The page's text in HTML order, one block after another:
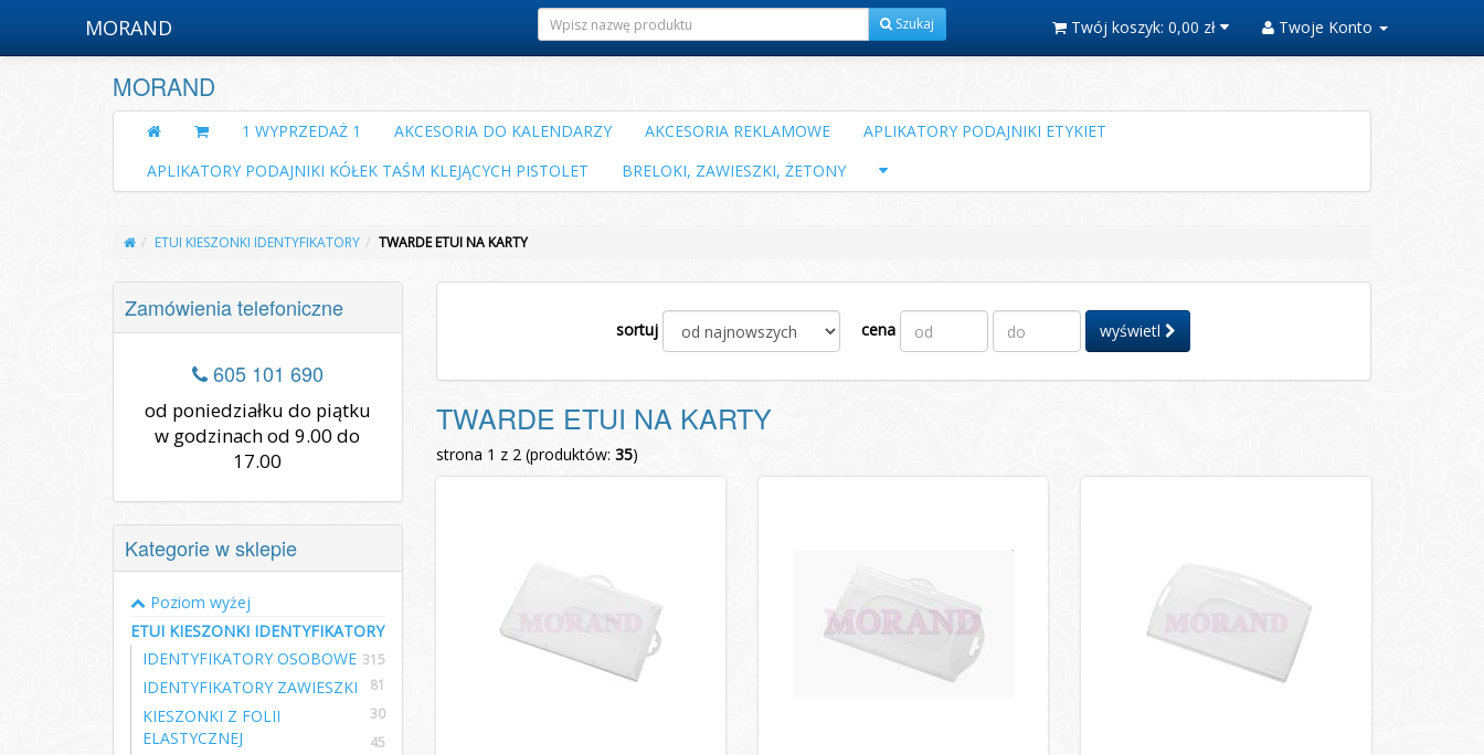
MORAND Szukaj Twój koszyk: 0,00 zł Twoje Konto
MORAND
1 WYPRZEDAŻ 1 AKCESORIA DO KALENDARZY AKCESORIA REKLAMOWE
APLIKATORY PODAJNIKI ETYKIET
APLIKATORY PODAJNIKI KÓŁEK TAŚM KLEJĄCYCH PISTOLET
BRELOKI, ZAWIESZKI, ŻETONY
ETUI KIESZONKI IDENTYFIKATORY TWARDE ETUI NA KARTY
Zamówienia telefoniczne
605 101 690
od poniedziałku do piątku
w godzinach od 9.00 do
17.00
Kategorie w sklepie
Poziom wyżej
ETUI KIESZONKI IDENTYFIKATORY
315
IDENTYFIKATORY OSOBOWE
81
IDENTYFIKATORY ZAWIESZKI
30
KIESZONKI Z FOLII
ELASTYCZNEJ
45
sortuj cena wyświetl
TWARDE ETUI NA KARTY
strona 1 z 2 (produktów: 35)